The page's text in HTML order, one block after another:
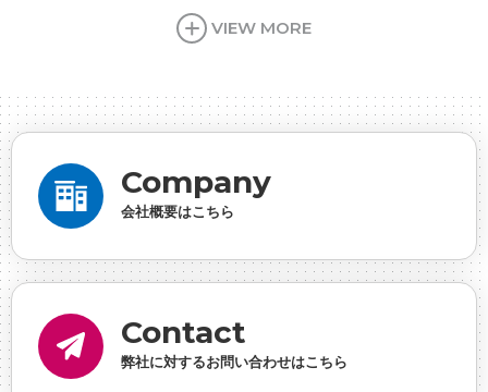
#ゲーム開発
#シフォンめし
デザイナー
#プランナー #プログラマー
#プログ
ラム愛
事業実績
#事業紹介 #仕事紹介
#休業日
らん
#健康企業宣言 #健康優良法人 #入社式
#
理・ゲームPM
#勉強会
に理解した
VIEW MORE
Company
会社概要はこちら
Contact
弊社に対するお問い合わせはこちら